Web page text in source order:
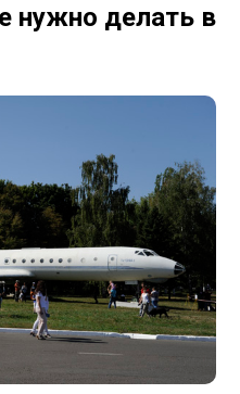
нужно делать в